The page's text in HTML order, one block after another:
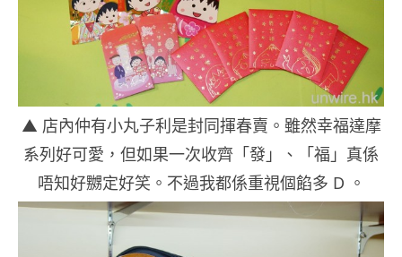
▲ 店內仲有小丸子利是封同揮春賣。雖然幸福達摩
系列好可愛，但如果一次收齊「發」、「福」真係
唔知好嬲定好笑。不過我都係重視個餡多 D 。